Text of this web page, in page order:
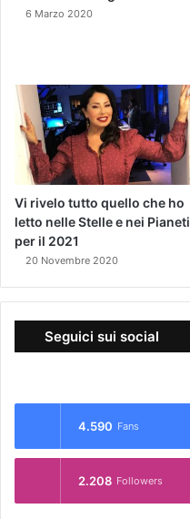
6 Marzo 2020
Vi rivelo tutto quello che ho
letto nelle Stelle e nei Pianeti
per il 2021
20 Novembre 2020
Seguici sui social
4.590 Fans
2.208 Followers